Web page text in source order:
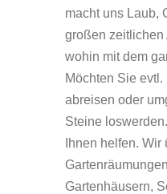
macht uns Laub,
großen zeitlichen
wohin mit dem
Möchten Sie
abreisen oder
Steine
Ihnen helfen.
Gartenhäusern,